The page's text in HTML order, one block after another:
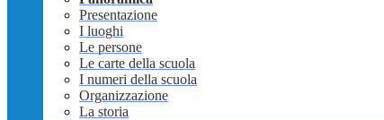
Presentazione
I luoghi
Le persone
Le carte della scuola
I numeri della scuola
Organizzazione
La storia